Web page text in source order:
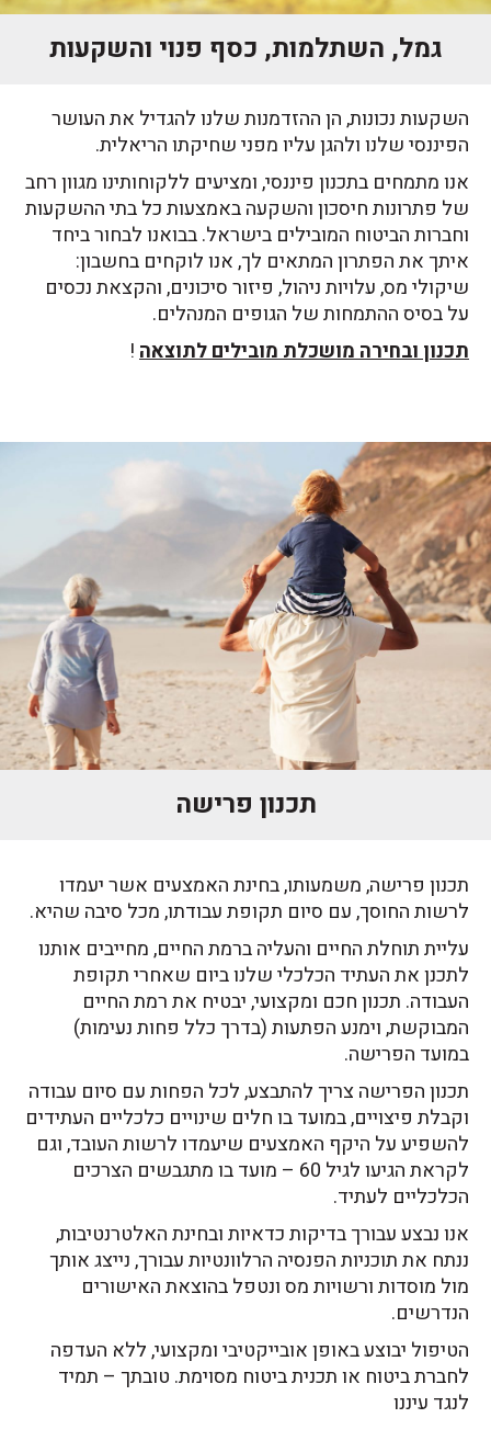
גמל, השתלמות, כסף פנוי והשקעות
השקעות נכונות, הן ההזדמנות שלנו להגדיל את העושר
הפיננסי שלנו ולהגן עליו מפני שחיקתו הריאלית.
אנו מתמחים בתכנון פיננסי, ומציעים ללקוחותינו מגוון רחב
של פתרונות חיסכון והשקעה באמצעות כל בתי ההשקעות
וחברות הביטוח המובילים בישראל. בבואנו לבחור ביחד
איתך את הפתרון המתאים לך, אנו לוקחים בחשבון:
שיקולי מס, עלויות ניהול, פיזור סיכונים, והקצאת נכסים
על בסיס ההתמחות של הגופים המנהלים.
תכנון ובחירה מושכלת מובילים לתוצאה!
תכנון פרישה
תכנון פרישה, משמעותו, בחינת האמצעים אשר יעמדו
לרשות החוסך, עם סיום תקופת עבודתו, מכל סיבה שהיא.
עליית תוחלת החיים והעליה ברמת החיים, מחייבים אותנו
לתכנן את העתיד הכלכלי שלנו ביום שאחרי תקופת
העבודה. תכנון חכם ומקצועי, יבטיח את רמת החיים
המבוקשת, וימנע הפתעות (בדרך כלל פחות נעימות)
במועד הפרישה.
תכנון הפרישה צריך להתבצע, לכל הפחות עם סיום עבודה
וקבלת פיצויים, במועד בו חלים שינויים כלכליים העתידים
להשפיע על היקף האמצעים שיעמדו לרשות העובד, וגם
לקראת הגיעו לגיל 60 – מועד בו מתגבשים הצרכים
הכלכליים לעתיד.
אנו נבצע עבורך בדיקות כדאיות ובחינת האלטרנטיבות,
ננתח את תוכניות הפנסיה הרלוונטיות עבורך, נייצג אותך
מול מוסדות ורשויות מס ונטפל בהוצאת האישורים
הנדרשים.
הטיפול יבוצע באופן אובייקטיבי ומקצועי, ללא העדפה
לחברת ביטוח או תכנית ביטוח מסוימת. טובתך – תמיד
לנגד עיננו